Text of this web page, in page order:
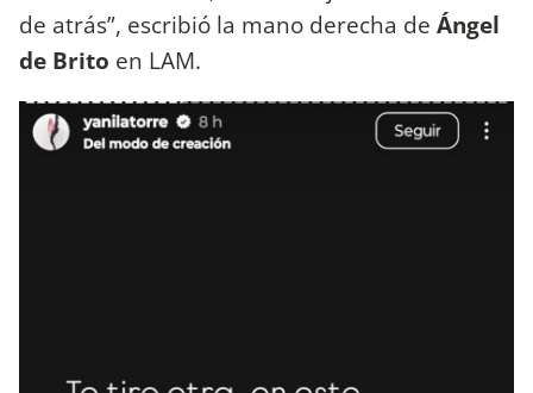
de atrás”, escribió la mano derecha de Ángel
de Brito en LAM.